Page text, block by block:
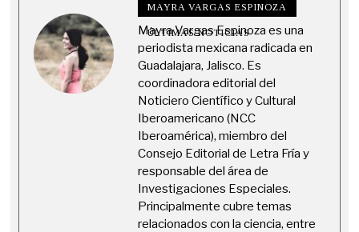
MAYRA VARGAS ESPINOZA
ÚLTIMAS NOTICIAS
Mayra Vargas Espinoza es una
periodista mexicana radicada en
Guadalajara, Jalisco. Es
coordinadora editorial del
Noticiero Científico y Cultural
Iberoamericano (NCC
Iberoamérica), miembro del
Consejo Editorial de Letra Fría y
responsable del área de
Investigaciones Especiales.
Principalmente cubre temas
relacionados con la ciencia, entre